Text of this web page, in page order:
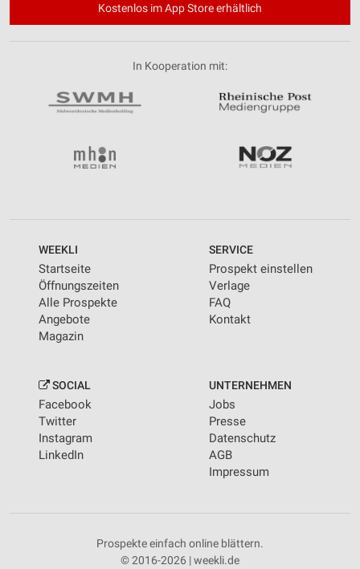
Kostenlos im App Store erhältlich
In Kooperation mit:
WEEKLI
Startseite
Öffnungszeiten
Alle Prospekte
Angebote
Magazin
SERVICE
Prospekt einstellen
Verlage
FAQ
Kontakt
SOCIAL
Facebook
Twitter
Instagram
LinkedIn
UNTERNEHMEN
Jobs
Presse
Datenschutz
AGB
Impressum
Prospekte einfach online blättern.
© 2016-2026 | weekli.de